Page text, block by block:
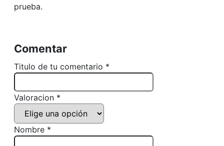
prueba.
Comentar
Titulo de tu comentario *
Valoracion *
Nombre *